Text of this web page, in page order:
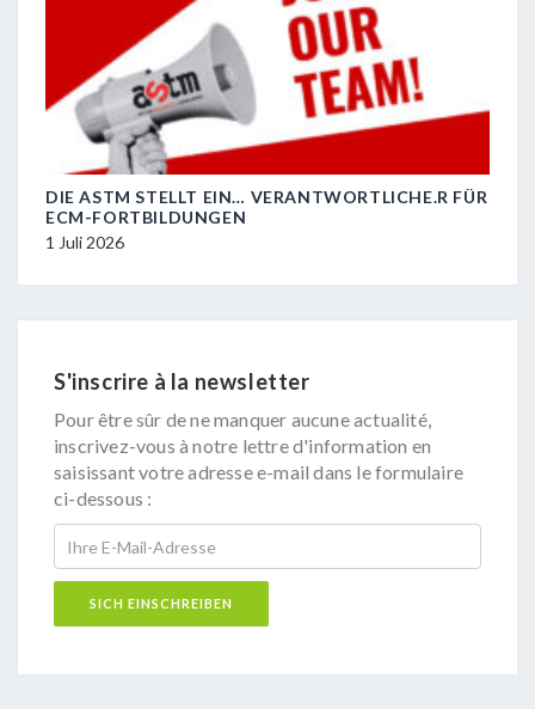
DIE ASTM STELLT EIN… VERANTWORTLICHE.R FÜR
ECM-FORTBILDUNGEN
1 Juli 2026
S'inscrire à la newsletter
Pour être sûr de ne manquer aucune actualité,
inscrivez-vous à notre lettre d'information en
saisissant votre adresse e-mail dans le formulaire
ci-dessous :